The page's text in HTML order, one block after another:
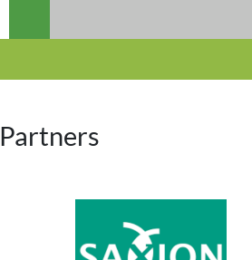
Partners